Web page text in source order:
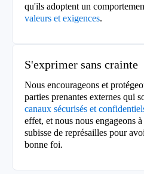
qu'ils adoptent un
valeurs et exigences.
S'exprimer sans crainte
Nous encourageons et
parties prenantes externes qui
canaux sécurisés et
effet, et nous nous engageons
subisse de représailles pour
bonne foi.